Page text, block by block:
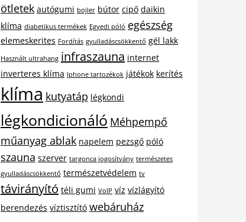
ötletek autógumi bojler bútor cipő daikin
klíma diabetikus termékek Egyedi póló egészség
elemeskerites Fordítás gyulladáscsökkentő gél lakk
Használt ultrahang infraszauna internet
inverteres klíma Iphone tartozékok játékok kerítés
klíma kutyatáp légkondi
légkondicionáló Méhpempő
műanyag ablak napelem pezsgő póló
szauna szerver targonca jogosítvány természetes
gyulladáscsökkentő természetvédelem tv
távirányító téli gumi VoIP víz vízlágyító
berendezés víztisztító webáruház